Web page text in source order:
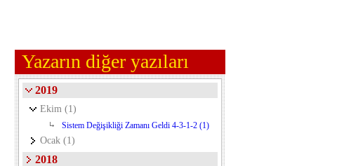
Yazarın diğer yazıları
2019
Ekim (1)
Sistem Değişikliği Zamanı Geldi 4-3-1-2 (1)
Ocak (1)
2018